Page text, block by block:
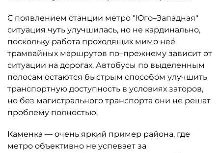
С появлением станции метро "Юго–Западная"
ситуация чуть улучшилась, но не кардинально,
поскольку работа проходящих мимо неё
трамвайных маршрутов по–прежнему зависит от
ситуации на дорогах. Автобусы по выделенным
полосам остаются быстрым способом улучшить
транспортную доступность в условиях заторов,
но без магистрального транспорта они не решат
проблему полностью.
Каменка — очень яркий пример района, где
метро объективно не успевает за